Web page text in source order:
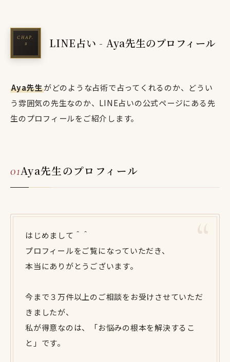
LINE占い - Aya先生のプロフィール
Aya先生がどのような占術で占ってくれるのか、どうい
う雰囲気の先生なのか、LINE占いの公式ページにある先
生のプロフィールをご紹介します。
Aya先生のプロフィール
はじめまして＾＾
プロフィールをご覧になっていただき、
本当にありがとうございます。
今まで３万件以上のご相談をお受けさせていただ
きましたが、
私が得意なのは、「お悩みの根本を解決するこ
と」です。